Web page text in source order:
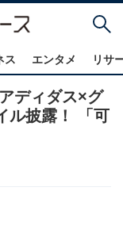
ス エンタメ リサ
ディダス×グ
ル披露！ 「可